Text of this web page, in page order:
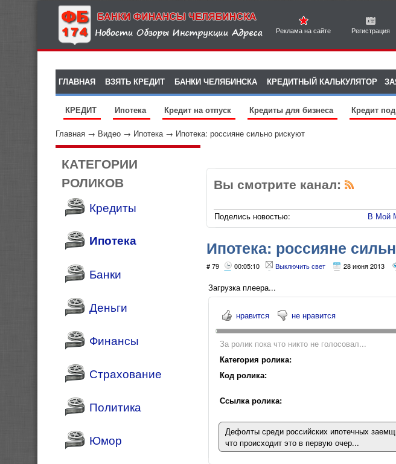
Реклама на сайте Регистрация
ГЛАВНАЯ ВЗЯТЬ КРЕДИТ БАНКИ ЧЕЛЯБИНСКА КРЕДИТНЫЙ КАЛЬКУЛЯТОР
КРЕДИТ Ипотека Кредит на отпуск Кредиты для бизнеса Кредит
Главная → Видео → Ипотека→ Ипотека: россияне сильно рискуют
КАТЕГОРИИ
РОЛИКОВ
Кредиты
Ипотека
Банки
Деньги
Финансы
Страхование
Политика
Юмор
Вы смотрите канал:
Поделись новостью: В Мой
Ипотека: россияне
# 79 00:05:10 Выключить свет 28 июня 2013
Загрузка плеера...
нравится не нравится
За ролик пока что никто не голосовал...
Категория ролика:
Код ролика:
Ссылка ролика:
Дефолты среди российских ипотечных
что происходит это в первую очер...